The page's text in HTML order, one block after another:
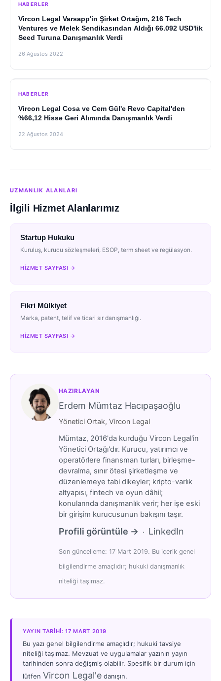
HABERLER
Vircon Legal Varsapp'in Şirket Ortağım, 216 Tech
Ventures ve Melek Sendikasından Aldığı 66.092 USD'lik
Seed Turuna Danışmanlık Verdi
26 Ağustos 2022
HABERLER
Vircon Legal Cosa ve Cem Gül'e Revo Capital'den
%66,12 Hisse Geri Alımında Danışmanlık Verdi
22 Ağustos 2024
UZMANLIK ALANLARI
İlgili Hizmet Alanlarımız
Startup Hukuku
Kuruluş, kurucu sözleşmeleri, ESOP, term sheet ve regülasyon.
HIZMET SAYFASI →
Fikri Mülkiyet
Marka, patent, telif ve ticari sır danışmanlığı.
HIZMET SAYFASI →
HAZIRLAYAN
Erdem Mümtaz Hacıpaşaoğlu
Yönetici Ortak, Vircon Legal
Mümtaz, 2016'da kurduğu Vircon Legal'in
Yönetici Ortağı'dır. Kurucu, yatırımcı ve
operatörlere finansman turları, birleşme-
devralma, sınır ötesi şirketleşme ve
düzenlemeye tabi dikeyler; kripto-varlık
altyapısı, fintech ve oyun dâhil;
konularında danışmanlık verir; her işe eski
bir girişim kurucusunun bakışını taşır.
Profili görüntüle → · LinkedIn
Son güncelleme: 17 Mart 2019. Bu içerik genel
bilgilendirme amaçlıdır; hukuki danışmanlık
niteliği taşımaz.
YAYIN TARIHI: 17 MART 2019
Bu yazı genel bilgilendirme amaçlıdır; hukuki tavsiye
niteliği taşımaz. Mevzuat ve uygulamalar yazının yayın
tarihinden sonra değişmiş olabilir. Spesifik bir durum için
lütfen Vircon Legal'e danışın.